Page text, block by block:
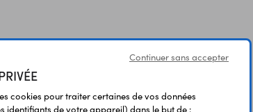
Continuer sans accepter
cookies pour traiter certaines de vos données
identifiants de votre appareil) dans le but de :